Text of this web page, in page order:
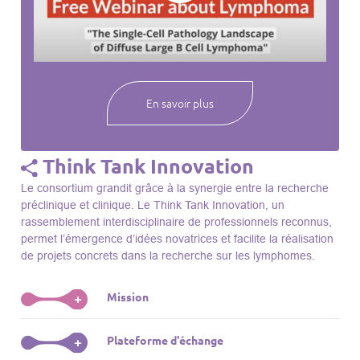
webinaires à venir, des séances précédentes et joignez-vous
notre compréhension des lymphomes et des maladies
En savoir plus
Think Tank Innovation
Le consortium grandit grâce à la synergie entre la recherche
préclinique et clinique. Le Think Tank Innovation, un
rassemblement interdisciplinaire de professionnels reconnus,
permet l’émergence d’idées novatrices et facilite la réalisation
de projets concrets dans la recherche sur les lymphomes.
+ Mission
Le Think Tank initie des projets, façonne des initiatives de
R&D, identifie des porteurs et promeut l’unité parmi les
+ Plateforme d'échange